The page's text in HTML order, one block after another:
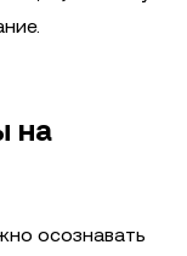
на
осознавать